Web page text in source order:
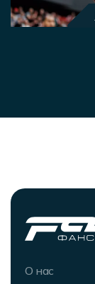
О нас